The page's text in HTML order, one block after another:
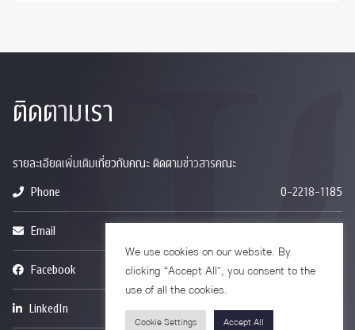
ติดตามเรา
รายละเอียดเพิ่มเติมเกี่ยวกับคณะ ติดตามข่าวสารคณะ
Phone
0-2218-1185
Email
Facebook Psychology CU
LinkedIn Faculty of Psychology
We use cookies on our website. By
clicking “Accept All”, you consent to the
use of all the cookies.
Cookie Settings Accept All